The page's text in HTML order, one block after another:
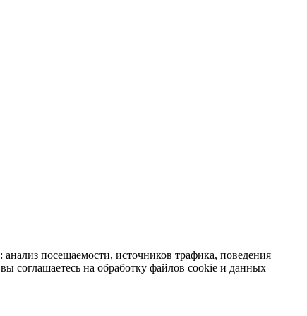
посещаемости, источников трафика, поведения
соглашаетесь на обработку файлов cookie и данных